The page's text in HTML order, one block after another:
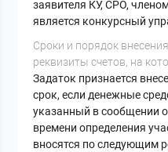
заявителя КУ, СРО,
является конкурсный
Cроки и порядок
реквизиты счетов, на
Задаток признается
срок, если денежные
указанный в сообщении
времени определения
вносятся по следующим